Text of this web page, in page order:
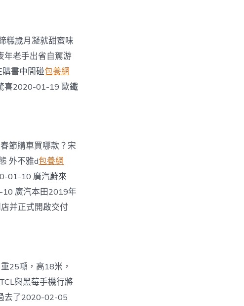
歲月凝就甜蜜味
年老手出省自駕游
書中間碰包養網
喜2020-01-19 歐鐵
節購車買哪款？宋
外不雅d包養網
01-10 廣汽蔚來
廣汽本田2019年
并正式開啟交付
25噸，高18米，
與黑莓手機行將
去了2020-02-05